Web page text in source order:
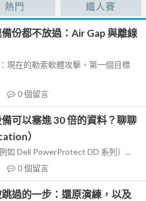
熱門 鐵人賽
份都不放過：Air Gap 與離線
現在的勒索軟體攻擊，第一個目標
0個留言
可以塞進 30 倍的資料？聊聊
）
如 Dell PowerProtect DD 系列）...
0個留言
過的一步：還原演練，以及